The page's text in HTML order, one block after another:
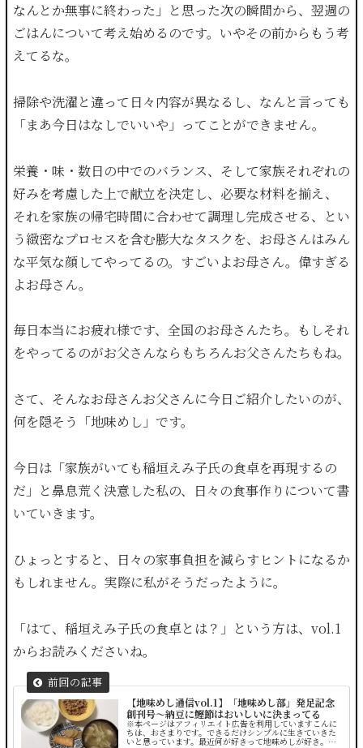
なんとか無事に終わった」と思った次の瞬間から、翌週の
ごはんについて考え始めるのです。いやその前からもう考
えてるな。
掃除や洗濯と違って日々内容が異なるし、なんと言っても
「まあ今日はなしでいいや」ってことができません。
栄養・味・数日の中でのバランス、そして家族それぞれの
好みを考慮した上で献立を決定し、必要な材料を揃え、
それを家族の帰宅時間に合わせて調理し完成させる、とい
う緻密なプロセスを含む膨大なタスクを、お母さんはみん
な平気な顔してやってるの。すごいよお母さん。偉すぎる
よお母さん。
毎日本当にお疲れ様です、全国のお母さんたち。もしそれ
をやってるのがお父さんならもちろんお父さんたちもね。
さて、そんなお母さんお父さんに今日ご紹介したいのが、
何を隠そう「地味めし」です。
今日は「家族がいても稲垣えみ子氏の食卓を再現するの
だ」と鼻息荒く決意した私の、日々の食事作りについて書
いていきます。
ひょっとすると、日々の家事負担を減らすヒントになるか
もしれません。実際に私がそうだったように。
「はて、稲垣えみ子氏の食卓とは？」という方は、vol.1
からお読みくださいね。
【地味めし通信vol.1】「地味めし部」発足記念
創刊号〜納豆に鰹節はおいしいに決まってる
※本ページはアフィリエイト広告を利用していますこんに
ちは、おさまりです。できるだけシンプルに生きていきた
いと思っています。最近何が好きって地味めしが好き。も